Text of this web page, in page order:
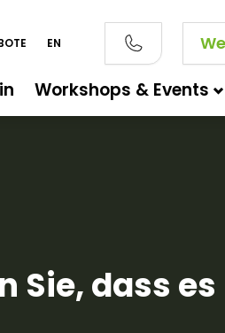
EN
Workshops & Events
Sie, dass es